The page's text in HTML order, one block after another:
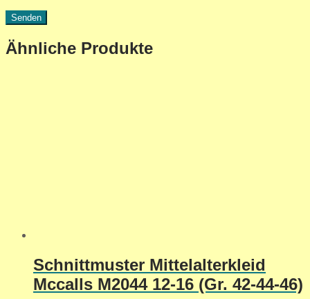
Ähnliche Produkte
Schnittmuster Mittelalterkleid
Mccalls M2044 12-16 (Gr. 42-44-46)